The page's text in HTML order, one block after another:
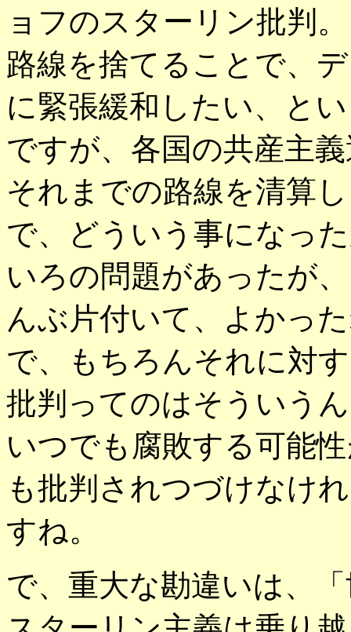
ョフのスターリン批判
路線を捨てることで、
に緊張緩和したい、と
ですが、各国の共産主
それまでの路線を清算
で、どういう事になっ
いろの問題があったが
んぶ片付いて、よかっ
で、もちろんそれに対
批判ってのはそういう
いつでも腐敗する可能
も批判されつづけなけ
すね。
で、重大な勘違いは、